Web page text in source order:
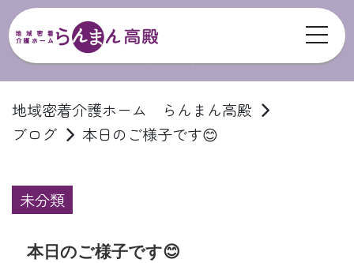
地域密着介護ホーム らんまん高殿
ブログ
本日のご様子です😊
未分類
本日のご様子です😊